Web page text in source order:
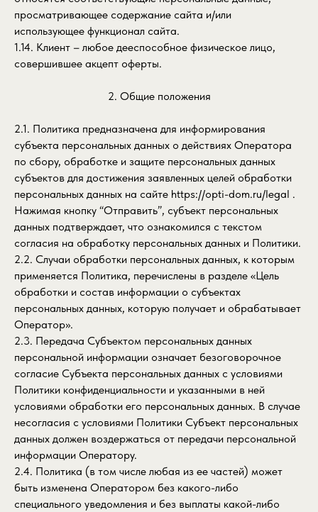
просматривающее содержание сайта и/или
использующее функционал сайта.
1.14. Клиент – любое дееспособное физическое лицо,
совершившее акцепт оферты.
2. Общие положения
2.1. Политика предназначена для информирования
субъекта персональных данных о действиях Оператора
по сбору, обработке и защите персональных данных
субъектов для достижения заявленных целей обработки
персональных данных на сайте https://opti-dom.ru/legal .
Нажимая кнопку “Отправить”, субъект персональных
данных подтверждает, что ознакомился с текстом
согласия на обработку персональных данных и Политики.
2.2. Случаи обработки персональных данных, к которым
применяется Политика, перечислены в разделе «Цель
обработки и состав информации о субъектах
персональных данных, которую получает и обрабатывает
Оператор».
2.3. Передача Субъектом персональных данных
персональной информации означает безоговорочное
согласие Субъекта персональных данных с условиями
Политики конфиденциальности и указанными в ней
условиями обработки его персональных данных. В случае
несогласия с условиями Политики Субъект персональных
данных должен воздержаться от передачи персональной
информации Оператору.
2.4. Политика (в том числе любая из ее частей) может
быть изменена Оператором без какого-либо
специального уведомления и без выплаты какой-либо